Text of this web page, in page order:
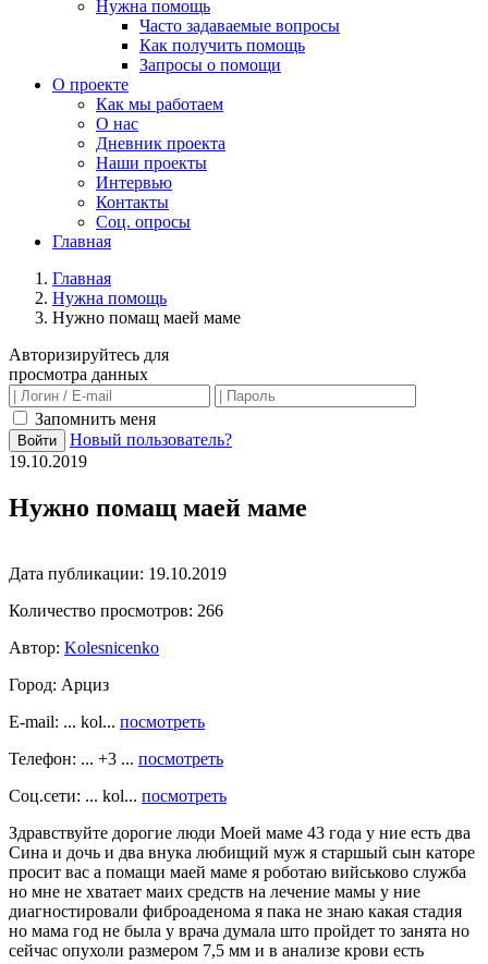
Нужна помощь
Часто задаваемые вопросы
Как получить помощь
Запросы о помощи
О проекте
Как мы работаем
О нас
Дневник проекта
Наши проекты
Интервью
Контакты
Соц. опросы
Главная
Главная
Нужна помощь
Нужно помащ маей маме
Авторизируйтесь для
просмотра данных
Запомнить меня
Войти
Новый пользователь?
19.10.2019
Нужно помащ маей маме
Дата публикации: 19.10.2019
Количество просмотров: 266
Автор: Kolesnicenko
Город: Арциз
E-mail: ... kol... посмотреть
Телефон: ... +3 ... посмотреть
Соц.сети: ... kol... посмотреть
Здравствуйте дорогие люди Моей маме 43 года у ние есть два
Сина и дочь и два внука любищий муж я старшый сын каторе
просит вас а помащи маей маме я роботаю вийськово служба
но мне не хватает маих средств на лечение мамы у ние
диагностировали фиброаденома я пака не знаю какая стадия
но мама год не была у врача думала што пройдет то занята но
сейчас опухоли размером 7,5 мм и в анализе крови есть